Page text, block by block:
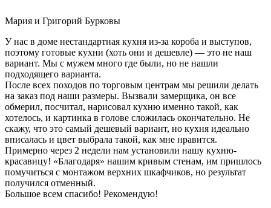
Мария и Григорий Бурковы
У нас в доме нестандартная кухня из-за короба и выступов,
поэтому готовые кухни (хоть они и дешевле) — это не наш
вариант. Мы с мужем много где были, но не нашли
подходящего варианта.
После всех походов по торговым центрам мы решили делать
на заказ под наши размеры. Вызвали замерщика, он все
обмерил, посчитал, нарисовал кухню именно такой, как
хотелось, и картинка в голове сложилась окончательно. Не
скажу, что это самый дешевый вариант, но кухня идеально
вписалась и цвет выбрала такой, как мне нравится.
Примерно через 2 недели нам установили нашу кухню-
красавицу! «Благодаря» нашим кривым стенам, им пришлось
помучиться с монтажом верхних шкафчиков, но результат
получился отменный.
Большое всем спасибо! Рекомендую!